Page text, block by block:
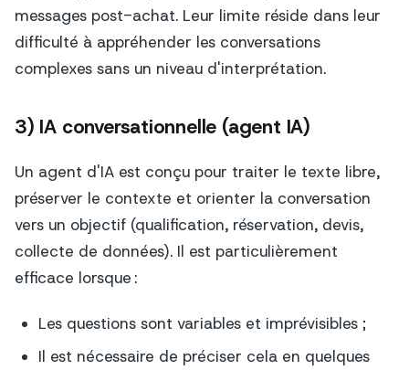
messages post-achat. Leur limite réside dans leur
difficulté à appréhender les conversations
complexes sans un niveau d'interprétation.
3) IA conversationnelle (agent IA)
Un agent d'IA est conçu pour traiter le texte libre,
préserver le contexte et orienter la conversation
vers un objectif (qualification, réservation, devis,
collecte de données). Il est particulièrement
efficace lorsque :
Les questions sont variables et imprévisibles ;
Il est nécessaire de préciser cela en quelques